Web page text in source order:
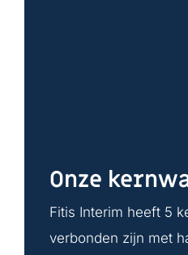
Onze
Fitis Interim heeft 5
verbonden zijn met